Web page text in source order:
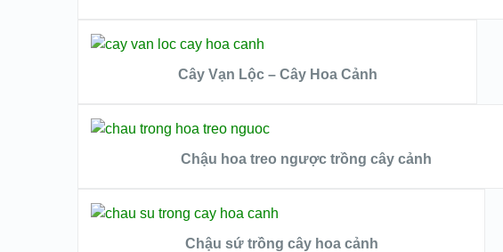
QUICK LOOK
ĐỌC TIẾP
Cây Vạn Lộc – Cây Hoa Cảnh
ĐỌC TIẾP
Chậu hoa treo ngược trồng cây cảnh
ĐỌC TIẾP
Chậu sứ trồng cây hoa cảnh